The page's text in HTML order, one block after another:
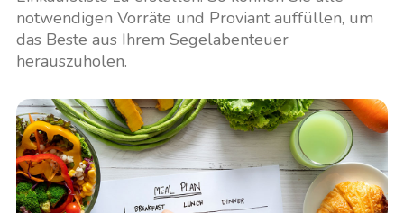
notwendigen Vorräte und Proviant auffüllen, um
das Beste aus Ihrem Segelabenteuer
herauszuholen.